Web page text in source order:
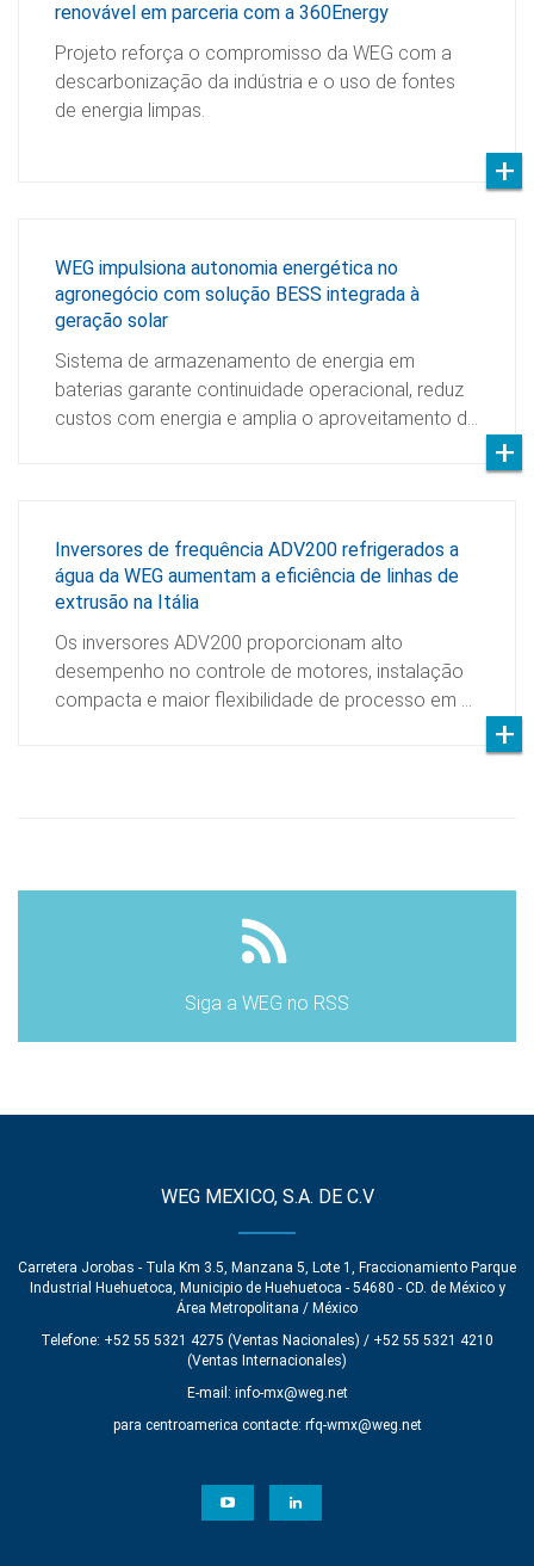
renovável em parceria com a 360Energy
Projeto reforça o compromisso da WEG com a
descarbonização da indústria e o uso de fontes
de energia limpas.
WEG impulsiona autonomia energética no
agronegócio com solução BESS integrada à
geração solar
Sistema de armazenamento de energia em
baterias garante continuidade operacional, reduz
custos com energia e amplia o aproveitamento d…
Inversores de frequência ADV200 refrigerados a
água da WEG aumentam a eficiência de linhas de
extrusão na Itália
Os inversores ADV200 proporcionam alto
desempenho no controle de motores, instalação
compacta e maior flexibilidade de processo em …
Siga a WEG no RSS
WEG MEXICO, S.A. DE C.V
Carretera Jorobas - Tula Km 3.5, Manzana 5, Lote 1, Fraccionamiento Parque
Industrial Huehuetoca, Municipio de Huehuetoca - 54680 - CD. de México y
Área Metropolitana / México
Telefone: +52 55 5321 4275 (Ventas Nacionales) / +52 55 5321 4210
(Ventas Internacionales)
E-mail: info-mx@weg.net
para centroamerica contacte: rfq-wmx@weg.net